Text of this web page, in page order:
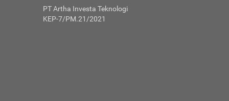
kembali ideal.
utang
PT Artha Investa Teknologi
KEP-7/PM.21/2021